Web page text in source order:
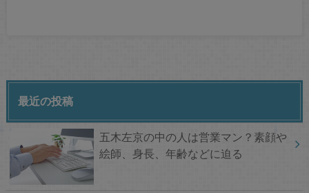
最近の投稿
五木左京の中の人は営業マン？素顔や
絵師、身長、年齢などに迫る